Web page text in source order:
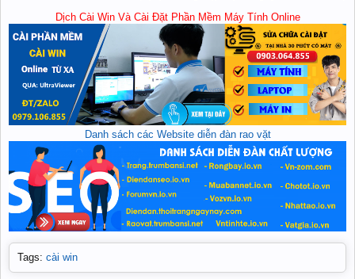
Dịch Cài Win Và Cài Đặt Phần Mềm Máy Tính Online
Danh sách các Website diễn đàn rao vặt
Tags: cài win